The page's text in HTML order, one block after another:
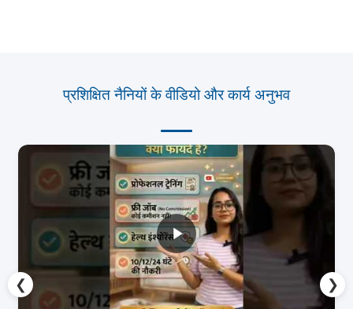
प्रशिक्षित नैनियों के वीडियो और कार्य अनुभव
❮ ❯